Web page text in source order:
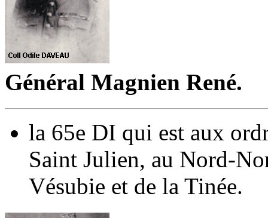
Général Magnien René.
la 65e DI qui est aux
Saint Julien, au Nord-
Vésubie et de la Tinée.